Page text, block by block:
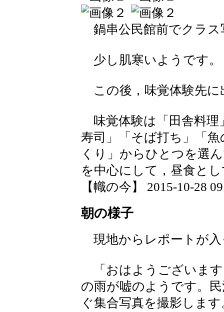
鍋串公民館前でクラス
少し肌寒いようです。
この後，味覚体験先に
味覚体験は「田舎料理
寿司」「そば打ち」「
くり」からひとつを選
を中心にして，昼食と
【幟の今】 2015-10-28
朝の様子
現地からレポートが
「おはようございます
の雨が嘘のようです。
ぐ集合写真を撮影しま